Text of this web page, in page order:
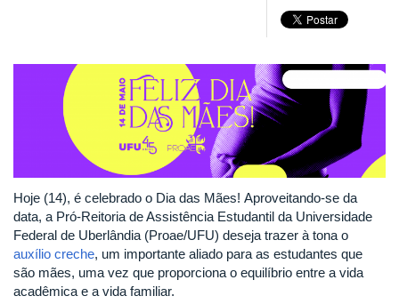
Hoje (14), é celebrado o Dia das Mães! Aproveitando-se da
data, a Pró-Reitoria de Assistência Estudantil da Universidade
Federal de Uberlândia (Proae/UFU) deseja trazer à tona o
auxílio creche, um importante aliado para as estudantes que
são mães, uma vez que proporciona o equilíbrio entre a vida
acadêmica e a vida familiar.